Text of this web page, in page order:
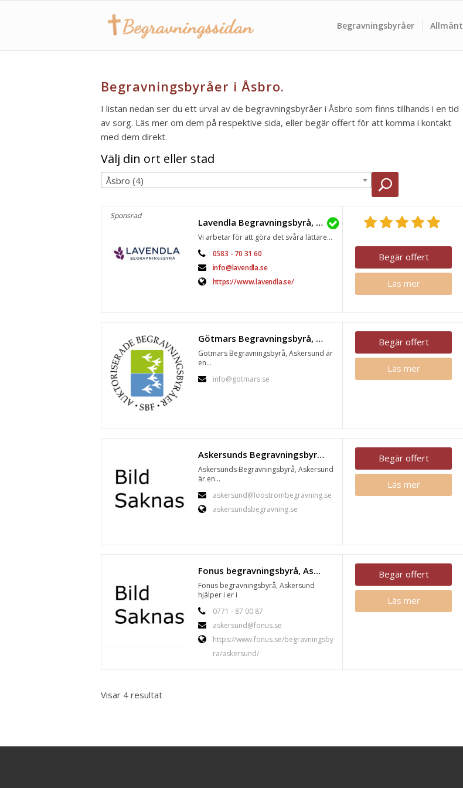
Begravningsbyråer Allmänt
Begravningsbyråer i Åsbro.
I listan nedan ser du ett urval av de begravningsbyråer i Åsbro som finns tillhands i en tid
av sorg. Läs mer om dem på respektive sida, eller begär offert för att komma i kontakt
med dem direkt.
Välj din ort eller stad
Åsbro (4)
Sponsrad
Lavendla Begravningsbyrå, Askersund
Vi arbetar för att göra det svåra lättare...
0583 - 70 31 60
info@lavendla.se
https://www.lavendla.se/
Begär offert
Läs mer
Götmars Begravningsbyrå, Askersund
Götmars Begravningsbyrå, Askersund är
en...
info@gotmars.se
Begär offert
Läs mer
Askersunds Begravningsbyrå, Askersund
Askersunds Begravningsbyrå, Askersund
är en...
askersund@loostrombegravning.se
askersundsbegravning.se
Begär offert
Läs mer
Fonus begravningsbyrå, Askersund
Fonus begravningsbyrå, Askersund
hjälper i er i
0771 - 87 00 87
askersund@fonus.se
https://www.fonus.se/begravningsby
ra/askersund/
Begär offert
Läs mer
Visar 4 resultat